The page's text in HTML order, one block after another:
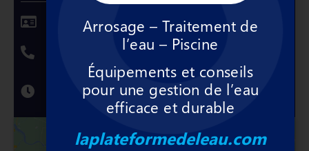
Les Naves Sud 04100 Manosque
04 92 72 07 65
De 8h00 à 12h00 et de 13h30 à 17h00 du
lundi au vendredi.
Arrosage – Traitement de
l’eau – Piscine
Équipements et conseils
pour une gestion de l’eau
efficace et durable
laplateformedeleau.com